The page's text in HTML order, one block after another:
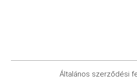
Általános szerződési